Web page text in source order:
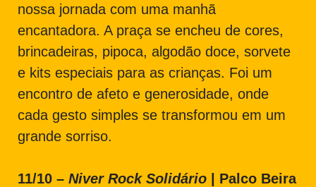
nossa jornada com uma manhã
encantadora. A praça se encheu de cores,
brincadeiras, pipoca, algodão doce, sorvete
e kits especiais para as crianças. Foi um
encontro de afeto e generosidade, onde
cada gesto simples se transformou em um
grande sorriso.
11/10 – Niver Rock Solidário | Palco Beira